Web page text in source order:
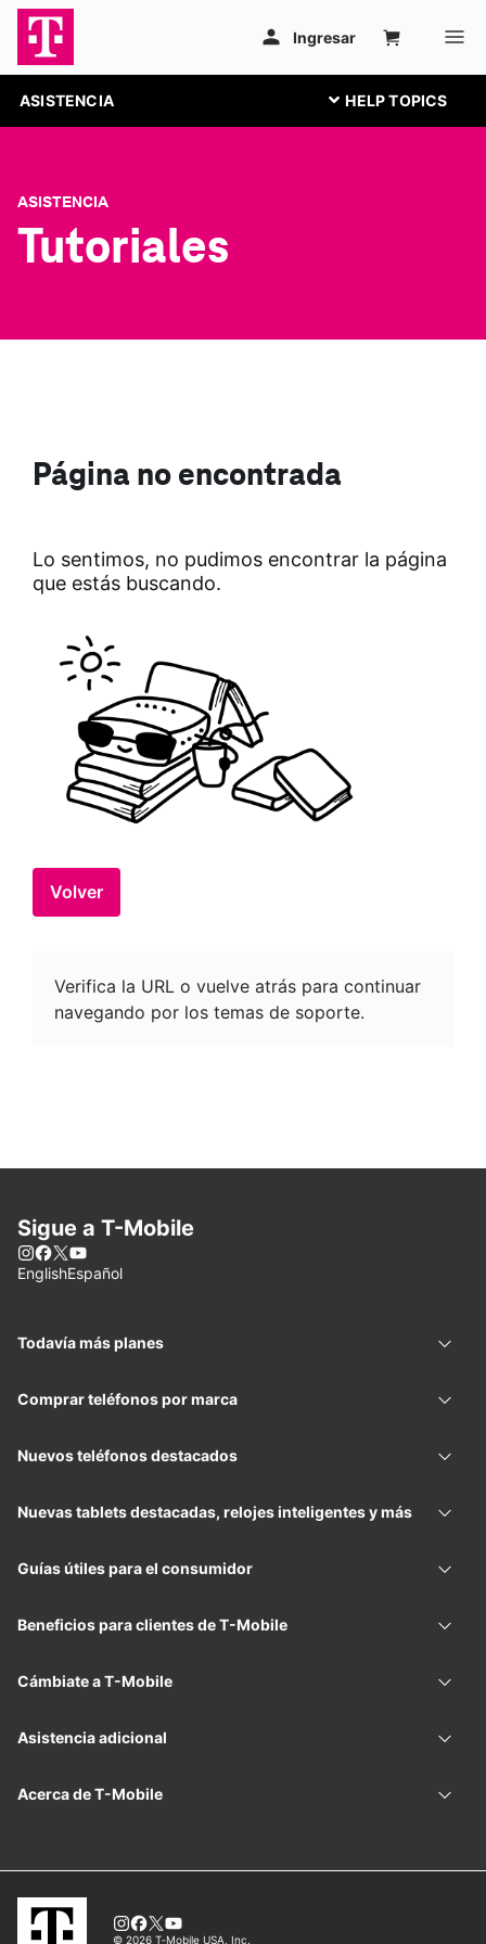
ASISTENCIA
ASISTENCIA
Tutoriales